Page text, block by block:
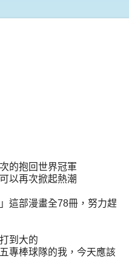
的抱回世界冠軍
以再次掀起熱潮
這部漫畫全78冊，努力趕
到大的
專棒球隊的我，今天應該